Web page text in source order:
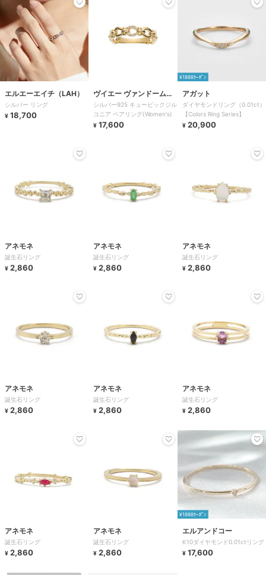
エルエーエイチ（LAH）
シルバー リング
¥ 18,700
ヴイエー ヴァンドーム青
山
シルバー925 キュービックジル
コニア ペアリング(Women's)
¥ 17,600
¥1888ｸｰﾎﾟﾝ
アガット
ダイヤモンドリング（0.01ct）
【Colors Ring Series】
¥ 20,900
アネモネ
誕生石リング
¥ 2,860
アネモネ
誕生石リング
¥ 2,860
アネモネ
誕生石リング
¥ 2,860
アネモネ
誕生石リング
¥ 2,860
アネモネ
誕生石リング
¥ 2,860
アネモネ
誕生石リング
¥ 2,860
アネモネ
誕生石リング
¥ 2,860
アネモネ
誕生石リング
¥ 2,860
¥1888ｸｰﾎﾟﾝ
エルアンドコー
K10ダイヤモンド0.01ctリング
¥ 17,600